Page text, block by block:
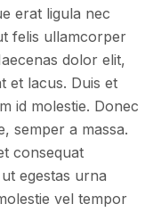
erat ligula nec
felis ullamcorper
dolor elit,
et lacus. Duis et
id molestie. Donec
semper a massa.
consequat
egestas urna
vel tempor